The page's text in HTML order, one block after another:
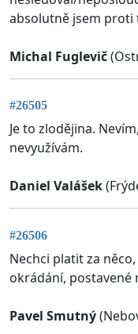
absolutně jsem proti
Michal Fuglevič
#26505
Je to zlodějina.
nevyužívám.
Daniel Valášek
#26506
Nechci platit za
okrádání, postavené
Pavel Smutný